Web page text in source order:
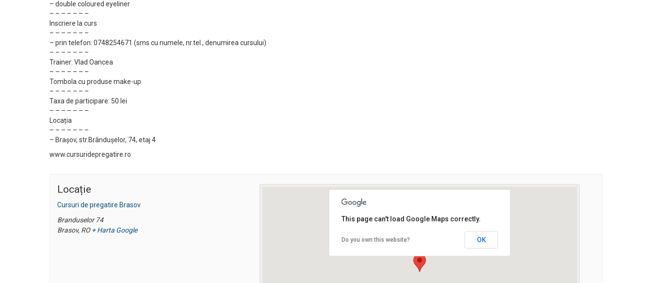
– double coloured eyeliner
– – – – – – –
Inscriere la curs
– – – – – – –
– prin telefon: 0748254671 (sms cu numele, nr.tel., denumirea cursului)
– – – – – – –
Trainer: Vlad Oancea
– – – – – – –
Tombola cu produse make-up
– – – – – – –
Taxa de participare: 50 lei
– – – – – – –
Locația
– – – – – – –
– Brașov, str.Brândușelor, 74, etaj 4
www.cursuridepregatire.ro
Locație
Cursuri de pregatire Brasov
Branduselor 74
Brasov, RO + Harta Google
This page can't load Google Maps correctly.
Do you own this website? OK